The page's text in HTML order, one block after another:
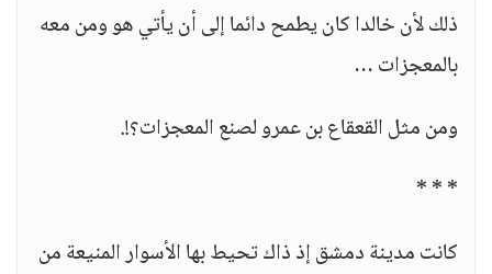
ذلك لأن خالدا كان يطمح دائما إلى أن يأتي هو ومن معه
بالمعجزات …
ومن مثل القعقاع بن عمرو لصنع المعجزات؟!.
* * *
كانت مدينة دمشق إذ ذاك تحيط بها الأسوار المنيعة من